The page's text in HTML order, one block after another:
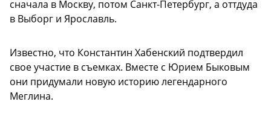
сначала в Москву, потом Санкт-Петербург, а оттдуда
в Выборг и Ярославль.
Известно, что Константин Хабенский подтвердил
свое участие в съемках. Вместе с Юрием Быковым
они придумали новую историю легендарного
Меглина.